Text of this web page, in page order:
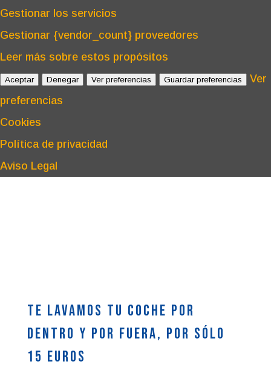
Gestionar los servicios
Gestionar {vendor_count} proveedores
Leer más sobre estos propósitos
Aceptar Denegar Ver preferencias Guardar preferencias
Ver
preferencias
Cookies
Política de privacidad
Aviso Legal
Te lavamos tu coche por
dentro y por fuera, por sólo
15 euros